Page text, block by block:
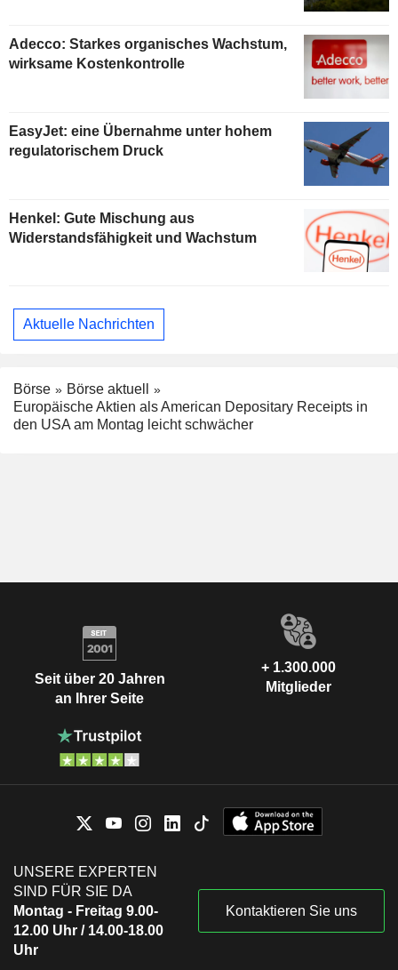
Adecco: Starkes organisches Wachstum,
wirksame Kostenkontrolle
EasyJet: eine Übernahme unter hohem
regulatorischem Druck
Henkel: Gute Mischung aus
Widerstandsfähigkeit und Wachstum
Aktuelle Nachrichten
Börse
Börse aktuell
Europäische Aktien als American Depositary Receipts in
den USA am Montag leicht schwächer
Seit über 20 Jahren
an Ihrer Seite
+ 1.300.000
Mitglieder
UNSERE EXPERTEN
SIND FÜR SIE DA
Montag - Freitag 9.00-
12.00 Uhr / 14.00-18.00
Uhr
Kontaktieren Sie uns